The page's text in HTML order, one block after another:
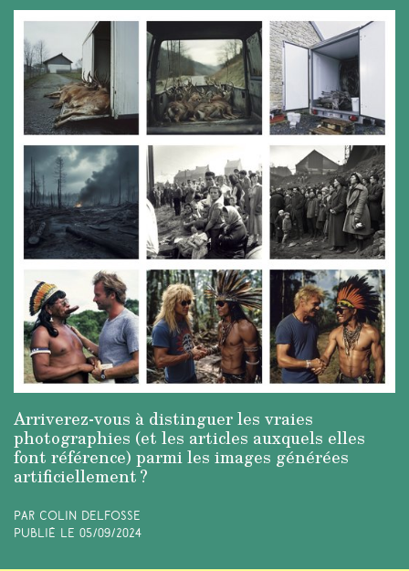
Arriverez-vous à distinguer les vraies
photographies (et les articles auxquels elles
font référence) parmi les images générées
artificiellement ?
Par Colin Delfosse
Publié le 05/09/2024